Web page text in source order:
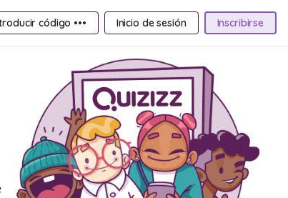
código ••• Inicio de sesión Inscribirse